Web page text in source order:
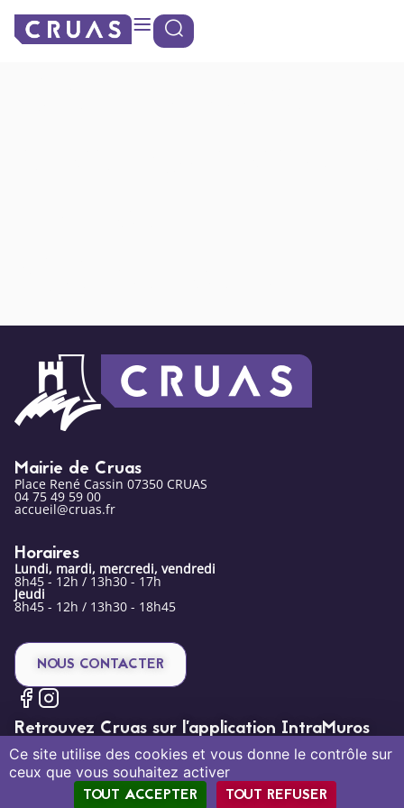
Panneau de gestion des cookies
Ce site utilise des cookies et vous donne le contrôle sur
ceux que vous souhaitez activer
TOUT ACCEPTER TOUT REFUSER
principal
Mairie de Cruas
Place René Cassin 07350 CRUAS
04 75 49 59 00
accueil@cruas.fr
Horaires
Lundi, mardi, mercredi, vendredi
8h45 - 12h / 13h30 - 17h
Jeudi
8h45 - 12h / 13h30 - 18h45
NOUS CONTACTER
Retrouvez Cruas sur l’application IntraMuros